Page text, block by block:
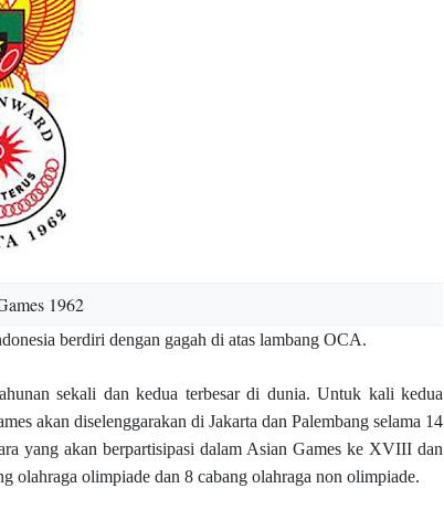
1962
berdiri dengan gagah di atas lambang OCA.
sekali dan kedua terbesar di dunia. Untuk kali kedua
akan diselenggarakan di Jakarta dan Palembang selama 14
yang akan berpartisipasi dalam Asian Games ke XVIII dan
olahraga olimpiade dan 8 cabang olahraga non olimpiade.